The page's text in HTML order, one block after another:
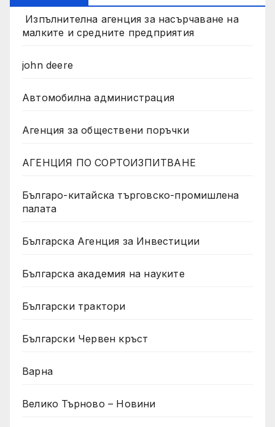
Изпълнителна агенция за насърчаване на
малките и средните предприятия
john deere
Автомобилна администрация
Агенция за обществени поръчки
АГЕНЦИЯ ПО СОРТОИЗПИТВАНЕ
Българо-китайска търговско-промишлена
палата
Българска Агенция за Инвестиции
Българска академия на науките
Български трактори
Български Червен кръст
Варна
Велико Търново – Новини